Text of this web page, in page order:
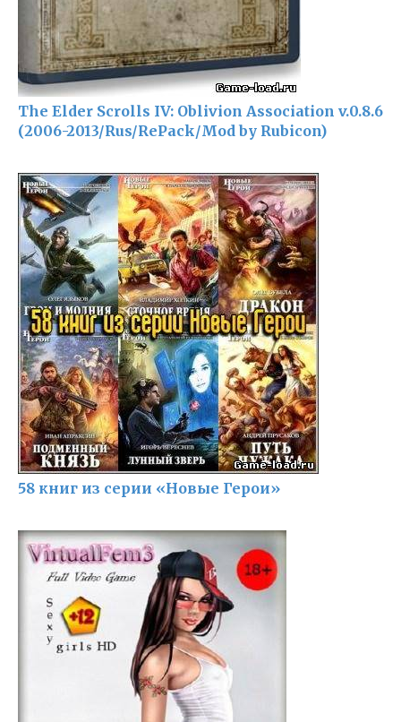
The Elder Scrolls IV: Oblivion Association v.0.8.6
(2006-2013/Rus/RePack/Mod by Rubicon)
58 книг из серии «Новые Герои»